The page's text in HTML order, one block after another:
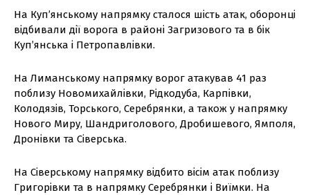
На Куп’янському напрямку сталося шість атак, оборонці
відбивали дії ворога в районі Загризового та в бік
Куп’янська і Петропавлівки.
На Лиманському напрямку ворог атакував 41 раз
поблизу Новомихайлівки, Рідкодуба, Карпівки,
Колодязів, Торського, Серебрянки, а також у напрямку
Нового Миру, Шандриголового, Дробишевого, Ямполя,
Дронівки та Сіверська.
На Сіверському напрямку відбито вісім атак поблизу
Григорівки та в напрямку Серебрянки і Виїмки. На